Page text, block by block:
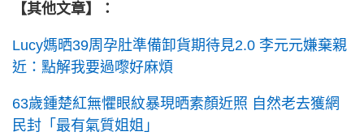
【其他文章】：
Lucy媽晒39周孕肚準備卸貨期待見2.0 李元元嫌棄親
近：點解我要過嚟好麻煩
63歲鍾楚紅無懼眼紋暴現晒素顏近照 自然老去獲網
民封「最有氣質姐姐」